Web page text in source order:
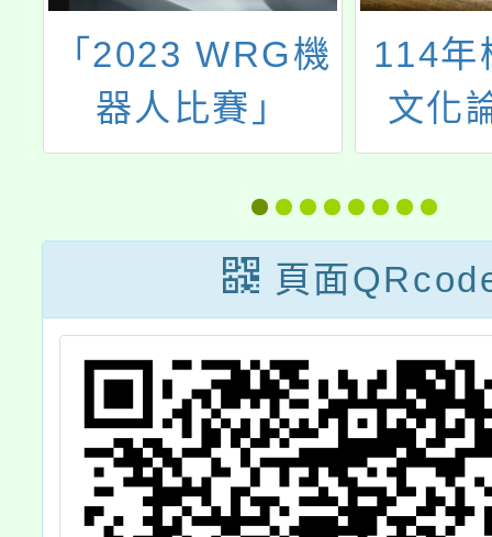
「2023 WRG機
器人比賽」
114年
文化
頁面